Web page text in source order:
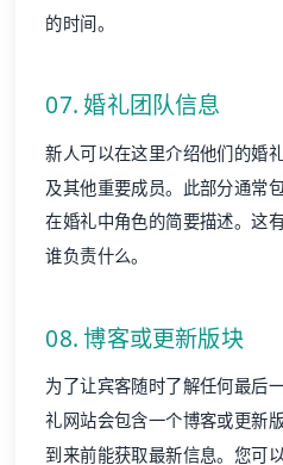
的时间。
07. 婚礼团队信息
新人可以在这里介绍他们的婚
及其他重要成员。此部分通常
在婚礼中角色的简要描述。这
谁负责什么。
08. 博客或更新版块
为了让宾客随时了解任何最后
礼网站会包含一个博客或更新
到来前能获取最新信息。您可